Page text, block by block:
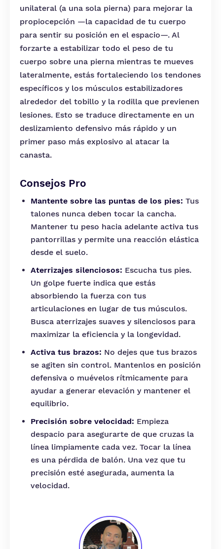
unilateral (a una sola pierna) para mejorar la
propiocepción —la capacidad de tu cuerpo
para sentir su posición en el espacio—. Al
forzarte a estabilizar todo el peso de tu
cuerpo sobre una pierna mientras te mueves
lateralmente, estás fortaleciendo los tendones
específicos y los músculos estabilizadores
alrededor del tobillo y la rodilla que previenen
lesiones. Esto se traduce directamente en un
deslizamiento defensivo más rápido y un
primer paso más explosivo al atacar la
canasta.
Consejos Pro
Mantente sobre las puntas de los pies: Tus
talones nunca deben tocar la cancha.
Mantener tu peso hacia adelante activa tus
pantorrillas y permite una reacción elástica
desde el suelo.
Aterrizajes silenciosos: Escucha tus pies.
Un golpe fuerte indica que estás
absorbiendo la fuerza con tus
articulaciones en lugar de tus músculos.
Busca aterrizajes suaves y silenciosos para
maximizar la eficiencia y la longevidad.
Activa tus brazos: No dejes que tus brazos
se agiten sin control. Mantenlos en posición
defensiva o muévelos rítmicamente para
ayudar a generar elevación y mantener el
equilibrio.
Precisión sobre velocidad: Empieza
despacio para asegurarte de que cruzas la
línea limpiamente cada vez. Tocar la línea
es una pérdida de balón. Una vez que tu
precisión esté asegurada, aumenta la
velocidad.